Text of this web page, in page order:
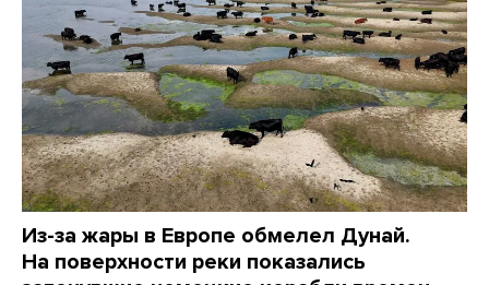
Из-за жары в Европе обмелел Дунай.
На поверхности реки показались